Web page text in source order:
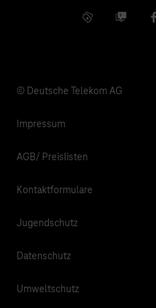
Info Service
© Deutsche Telekom AG
Impressum
AGB/ Preislisten
Kontaktformulare
Jugendschutz
Datenschutz
Umweltschutz